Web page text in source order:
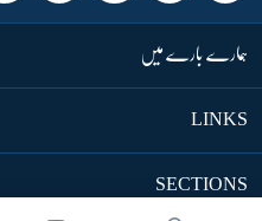
ہمارے بارے میں
LINKS
SECTIONS